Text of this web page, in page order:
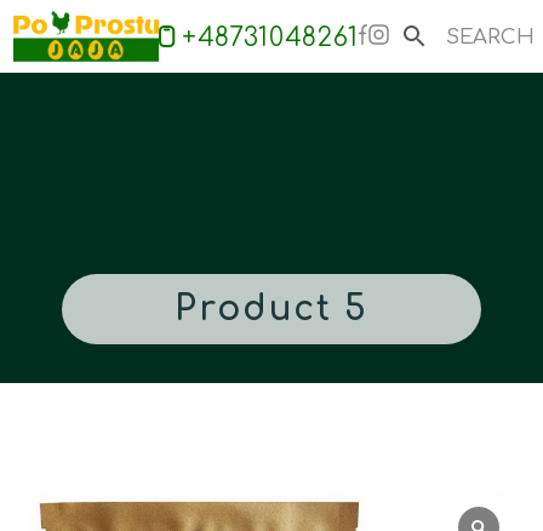
+48731048261
Product 5